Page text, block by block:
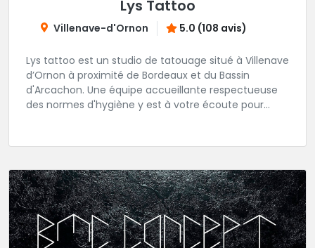
Lys Tattoo
Villenave-d'Ornon 5.0 (108 avis)
Lys tattoo est un studio de tatouage situé à Villenave
d’Ornon à proximité de Bordeaux et du Bassin
d'Arcachon. Une équipe accueillante respectueuse
des normes d'hygiène y est à votre écoute pour